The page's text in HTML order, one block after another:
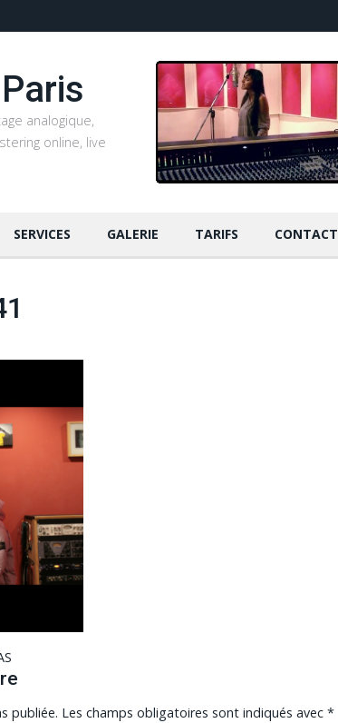
analogique,
online, live
SERVICES GALERIE TARIFS CONTACT
publiée. Les champs obligatoires sont indiqués avec *